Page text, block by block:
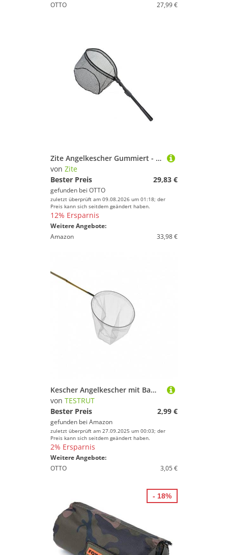
OTTO
27,99 €
Zite Angelkescher Gummiert - Spinnkescher Faltbar mit Einhandbedienung
von Zite
Bester Preis
29,83 €
gefunden bei OTTO
zuletzt überprüft am 09.08.2026 um 01:18; der
Preis kann sich seitdem geändert haben.
12% Ersparnis
Weitere Angebote:
Amazon
33,98 €
Kescher Angelkescher mit Bambusstiel Ø 25 cm farbig sortiert
von TESTRUT
Bester Preis
2,99 €
gefunden bei Amazon
zuletzt überprüft am 27.09.2025 um 00:03; der
Preis kann sich seitdem geändert haben.
2% Ersparnis
Weitere Angebote:
OTTO
3,05 €
- 18%